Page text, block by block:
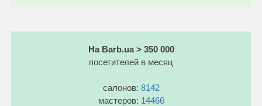
На Barb.ua > 350 000
посетителей в месяц
салонов: 8142
мастеров: 14466